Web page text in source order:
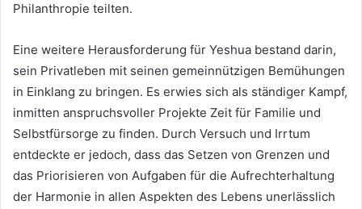
Philanthropie teilten.
Eine weitere Herausforderung für Yeshua bestand darin,
sein Privatleben mit seinen gemeinnützigen Bemühungen
in Einklang zu bringen. Es erwies sich als ständiger Kampf,
inmitten anspruchsvoller Projekte Zeit für Familie und
Selbstfürsorge zu finden. Durch Versuch und Irrtum
entdeckte er jedoch, dass das Setzen von Grenzen und
das Priorisieren von Aufgaben für die Aufrechterhaltung
der Harmonie in allen Aspekten des Lebens unerlässlich